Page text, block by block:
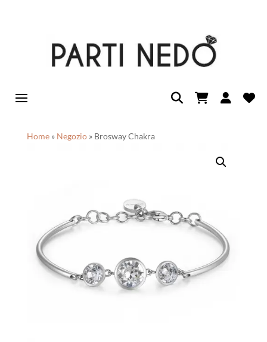
Home» Negozio» Brosway Chakra